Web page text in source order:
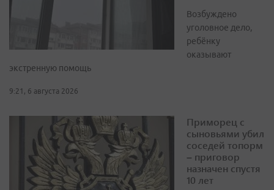
Возбуждено
уголовное дело,
ребёнку
оказывают
экстренную помощь
9:21, 6 августа 2026
Приморец с
сыновьями убил
соседей топорм
– приговор
назначен спустя
10 лет